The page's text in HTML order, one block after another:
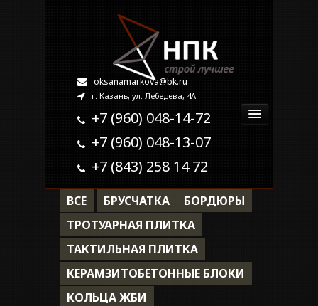
oksanamarkova@bk.ru
г. Казань, ул. Лебедева, 4А
+7 (960) 048-14-72
+7 (960) 048-13-07
+7 (843) 258 14 72
Главная
Продукция
Наши работы
Контакты
ВСЕ БРУСЧАТКА
БОРДЮРЫ
ТРОТУАРНАЯ ПЛИТКА
ТАКТИЛЬНАЯ ПЛИТКА
КЕРАМЗИТОБЕТОННЫЕ БЛОКИ
КОЛЬЦА ЖБИ